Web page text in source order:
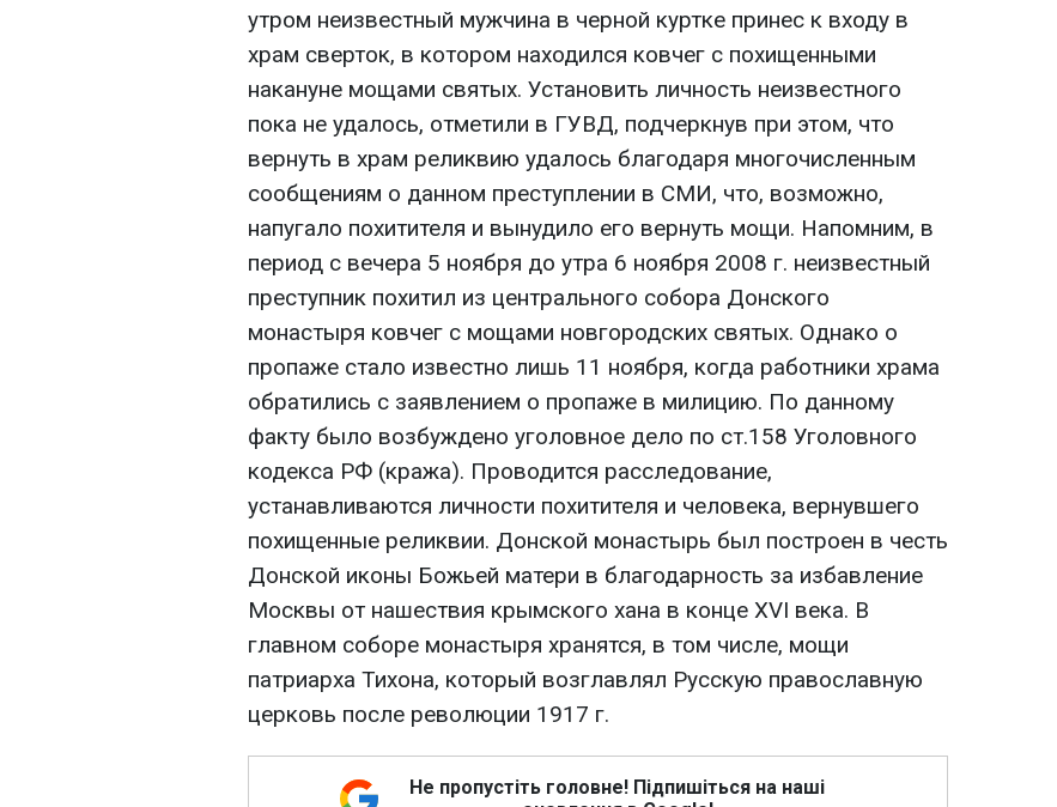
утром неизвестный мужчина в черной куртке принес к входу в
храм сверток, в котором находился ковчег с похищенными
накануне мощами святых. Установить личность неизвестного
пока не удалось, отметили в ГУВД, подчеркнув при этом, что
вернуть в храм реликвию удалось благодаря многочисленным
сообщениям о данном преступлении в СМИ, что, возможно,
напугало похитителя и вынудило его вернуть мощи. Напомним, в
период с вечера 5 ноября до утра 6 ноября 2008 г. неизвестный
преступник похитил из центрального собора Донского
монастыря ковчег с мощами новгородских святых. Однако о
пропаже стало известно лишь 11 ноября, когда работники храма
обратились с заявлением о пропаже в милицию. По данному
факту было возбуждено уголовное дело по ст.158 Уголовного
кодекса РФ (кража). Проводится расследование,
устанавливаются личности похитителя и человека, вернувшего
похищенные реликвии. Донской монастырь был построен в честь
Донской иконы Божьей матери в благодарность за избавление
Москвы от нашествия крымского хана в конце XVI века. В
главном соборе монастыря хранятся, в том числе, мощи
патриарха Тихона, который возглавлял Русскую православную
церковь после революции 1917 г.
Не пропустіть головне! Підпишіться на наші